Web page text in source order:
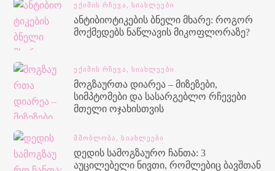
ᲔᲥᲘᲛᲘᲡ ᲠᲩᲔᲕᲐ, ᲡᲘᲐᲮᲚᲔᲔᲑᲘ
ანტიბიოტიკების ბნელი მხარე: როგორ
მოქმედებს ნაწლავის მიკოფლორაზე?
ᲔᲥᲘᲛᲘᲡ ᲠᲩᲔᲕᲐ, ᲡᲘᲐᲮᲚᲔᲔᲑᲘ
მოგზაურთა დიარეა – მიზეზები,
სიმპტომები და სასარგებლო რჩევები
მთელი ოჯახისთვის
ᲛᲨᲝᲑᲚᲝᲑᲐ, ᲡᲘᲐᲮᲚᲔᲔᲑᲘ
დედის სამოგზაურო ჩანთა: 3
აუცილებელი ნივთი, რომლებიც ბავშთან